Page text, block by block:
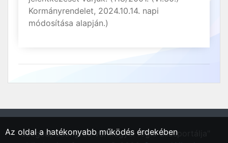
Kormányrendelet, 2024.10.14. napi
módosítása alapján.)
"Szeged, Csongrád vármegyei régió állásportálja"
Az oldal a hatékonyabb működés érdekében